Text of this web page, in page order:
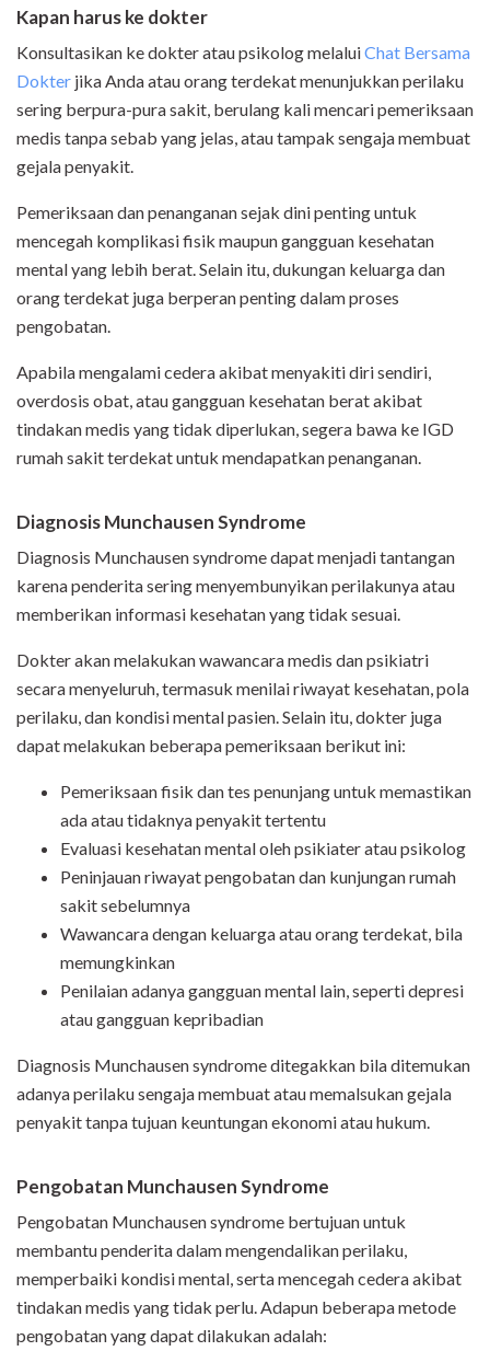
Kapan harus ke dokter
Konsultasikan ke dokter atau psikolog melaluiChat Bersama
Dokter jika Anda atau orang terdekat menunjukkan perilaku
sering berpura-pura sakit, berulang kali mencari pemeriksaan
medis tanpa sebab yang jelas, atau tampak sengaja membuat
gejala penyakit.
Pemeriksaan dan penanganan sejak dini penting untuk
mencegah komplikasi fisik maupun gangguan kesehatan
mental yang lebih berat. Selain itu, dukungan keluarga dan
orang terdekat juga berperan penting dalam proses
pengobatan.
Apabila mengalami cedera akibat menyakiti diri sendiri,
overdosis obat, atau gangguan kesehatan berat akibat
tindakan medis yang tidak diperlukan, segera bawa ke IGD
rumah sakit terdekat untuk mendapatkan penanganan.
Diagnosis Munchausen Syndrome
Diagnosis Munchausen syndrome dapat menjadi tantangan
karena penderita sering menyembunyikan perilakunya atau
memberikan informasi kesehatan yang tidak sesuai.
Dokter akan melakukan wawancara medis dan psikiatri
secara menyeluruh, termasuk menilai riwayat kesehatan, pola
perilaku, dan kondisi mental pasien. Selain itu, dokter juga
dapat melakukan beberapa pemeriksaan berikut ini:
Pemeriksaan fisik dan tes penunjang untuk memastikan
ada atau tidaknya penyakit tertentu
Evaluasi kesehatan mental oleh psikiater atau psikolog
Peninjauan riwayat pengobatan dan kunjungan rumah
sakit sebelumnya
Wawancara dengan keluarga atau orang terdekat, bila
memungkinkan
Penilaian adanya gangguan mental lain, seperti depresi
atau gangguan kepribadian
Diagnosis Munchausen syndrome ditegakkan bila ditemukan
adanya perilaku sengaja membuat atau memalsukan gejala
penyakit tanpa tujuan keuntungan ekonomi atau hukum.
Pengobatan Munchausen Syndrome
Pengobatan Munchausen syndrome bertujuan untuk
membantu penderita dalam mengendalikan perilaku,
memperbaiki kondisi mental, serta mencegah cedera akibat
tindakan medis yang tidak perlu. Adapun beberapa metode
pengobatan yang dapat dilakukan adalah: